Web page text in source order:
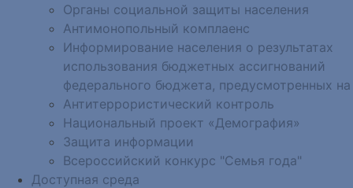
Органы социальной защиты населения
Антимонопольный комплаенс
Информирование населения о результатах
использования бюджетных ассигнований
федерального бюджета, предусмотренных на
Антитеррористический контроль
Национальный проект «Демография»
Защита информации
Всероссийский конкурс "Семья года"
Доступная среда